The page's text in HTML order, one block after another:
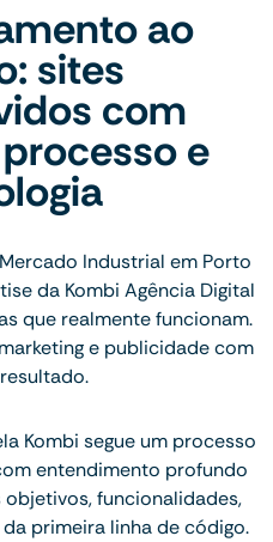
ao
sites
com
e
Industrial em Porto
da Kombi Agência Digital
que realmente funcionam.
e publicidade com
Kombi segue um processo
entendimento profundo
funcionalidades,
primeira linha de código.